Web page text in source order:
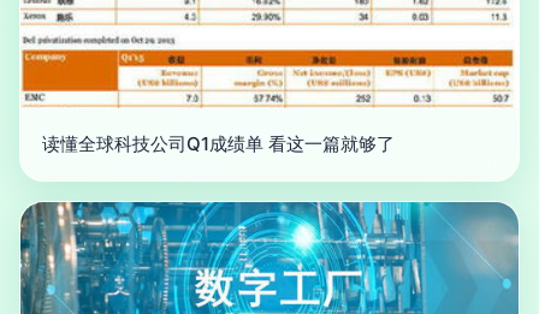
读懂全球科技公司Q1成绩单 看这一篇就够了